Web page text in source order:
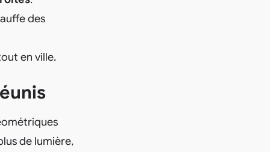
des
en ville.
de lumière,